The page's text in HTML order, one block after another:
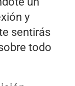
y
sentirás
todo